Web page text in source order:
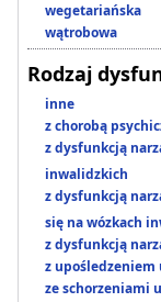
wegetariańska
wątrobowa
Rodzaj
inne
z chorobą
z dysfunkcją
inwalidzkich
z dysfunkcją
się na wózkach
z dysfunkcją
z upośledzeniem
ze schorzeniami